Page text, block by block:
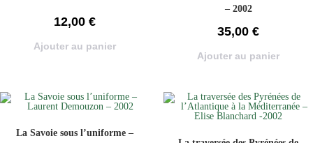
12,00 €
Ajouter au panier
– 2002
35,00 €
Ajouter au panier
La Savoie sous l’uniforme –